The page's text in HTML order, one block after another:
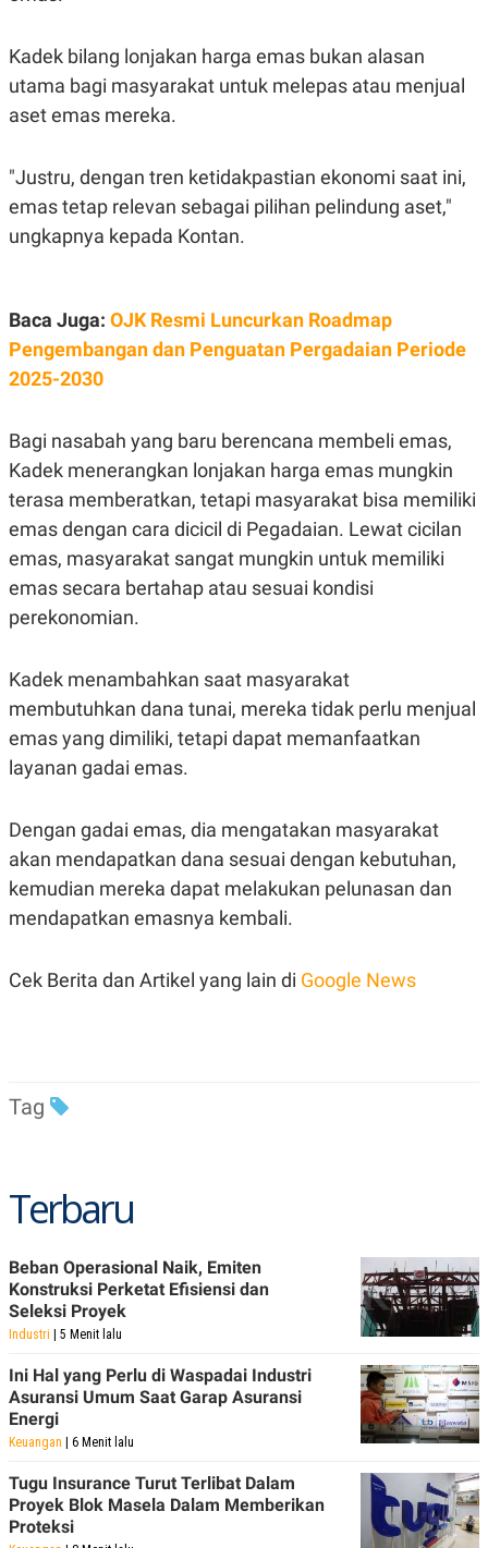
S
D
T
A
A
S
N
T
A
T
P
S
U
JARINGAN
K
O
A
A
C
A
D
M
P
R
S
R
E
L
E
A
E
I
D
N
G
N
A
N
T
A
K
N
R
A
E
M
E
N
E
P
R
A
D
T
K
G
A
D
SITEMAPPROFILE
USE
PEDOMAN
PEMBERITAAN
SIBER
POLICY
Kadek bilang lonjakan harga emas bukan alasan
utama bagi masyarakat untuk melepas atau menjual
aset emas mereka.
"Justru, dengan tren ketidakpastian ekonomi saat ini,
emas tetap relevan sebagai pilihan pelindung aset,"
ungkapnya kepada Kontan.
Baca Juga: OJK Resmi Luncurkan Roadmap
Pengembangan dan Penguatan Pergadaian Periode
2025-2030
Bagi nasabah yang baru berencana membeli emas,
Kadek menerangkan lonjakan harga emas mungkin
terasa memberatkan, tetapi masyarakat bisa memiliki
emas dengan cara dicicil di Pegadaian. Lewat cicilan
emas, masyarakat sangat mungkin untuk memiliki
emas secara bertahap atau sesuai kondisi
perekonomian.
Kadek menambahkan saat masyarakat
membutuhkan dana tunai, mereka tidak perlu menjual
emas yang dimiliki, tetapi dapat memanfaatkan
layanan gadai emas.
Dengan gadai emas, dia mengatakan masyarakat
akan mendapatkan dana sesuai dengan kebutuhan,
kemudian mereka dapat melakukan pelunasan dan
mendapatkan emasnya kembali.
Cek Berita dan Artikel yang lain di Google News
Tag
Terbaru
Beban Operasional Naik, Emiten
Konstruksi Perketat Efisiensi dan
Seleksi Proyek
Industri | 5 Menit lalu
Ini Hal yang Perlu di Waspadai Industri
Asuransi Umum Saat Garap Asuransi
Energi
Keuangan | 6 Menit lalu
Tugu Insurance Turut Terlibat Dalam
Proyek Blok Masela Dalam Memberikan
Proteksi